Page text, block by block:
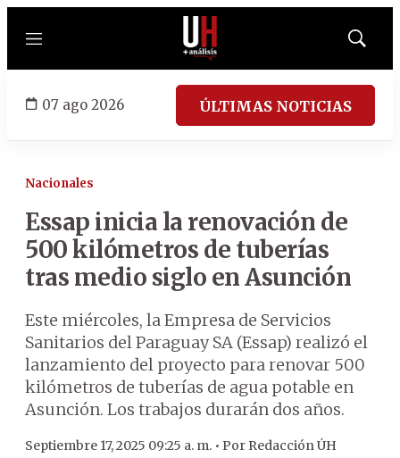
Menú
Mostrar
07 ago 2026 ÚLTIMAS NOTICIAS
Nacionales
Essap inicia la renovación de
500 kilómetros de tuberías
tras medio siglo en Asunción
Este miércoles, la Empresa de Servicios
Sanitarios del Paraguay SA (Essap) realizó el
lanzamiento del proyecto para renovar 500
kilómetros de tuberías de agua potable en
Asunción. Los trabajos durarán dos años.
Septiembre 17, 2025 09:25 a. m. • Por Redacción ÚH